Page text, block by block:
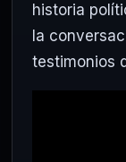
historia
la
testimonios